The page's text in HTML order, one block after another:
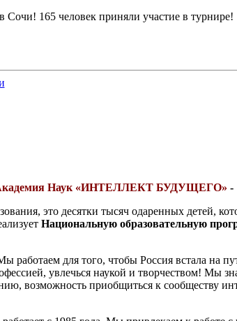
165 человек приняли участие в турнире!
Академия Наук «ИНТЕЛЛЕКТ БУДУЩЕГО» -
это десятки тысяч одаренных детей,
Национальную образовательную
работаем для того, чтобы Россия встала на
увлечься наукой и творчеством! Мы
возможность приобщиться к сообществу